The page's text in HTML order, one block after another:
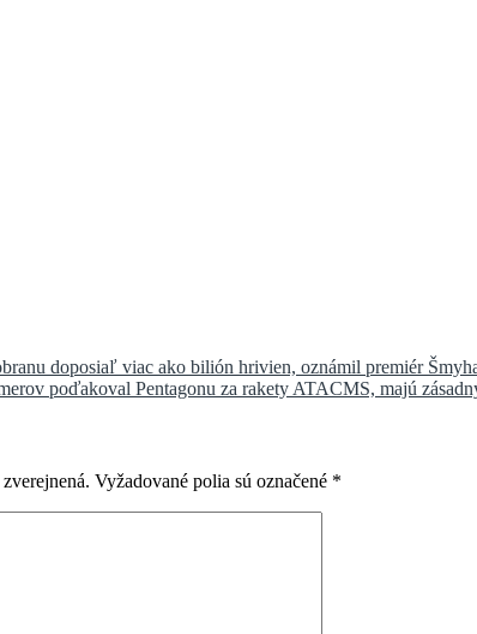
doposiaľ viac ako bilión hrivien, oznámil premiér
poďakoval Pentagonu za rakety ATACMS, majú
Vyžadované polia sú označené *